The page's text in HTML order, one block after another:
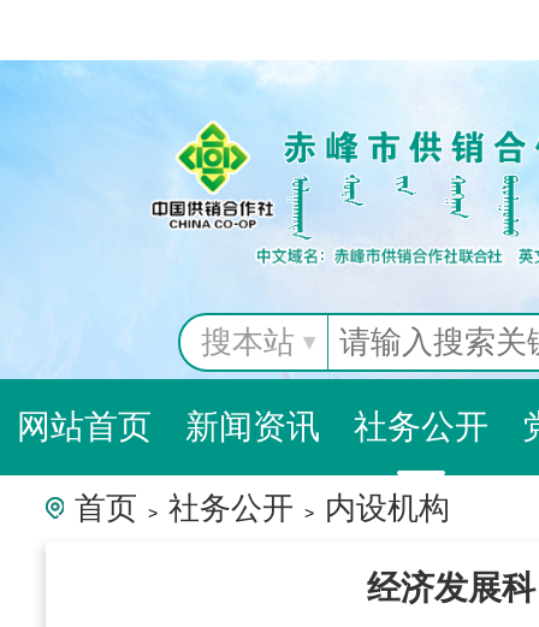
搜本站
网站首页 新闻资讯 社务公开
互动交流
首页 > 社务公开 > 内设机构
经济发展科